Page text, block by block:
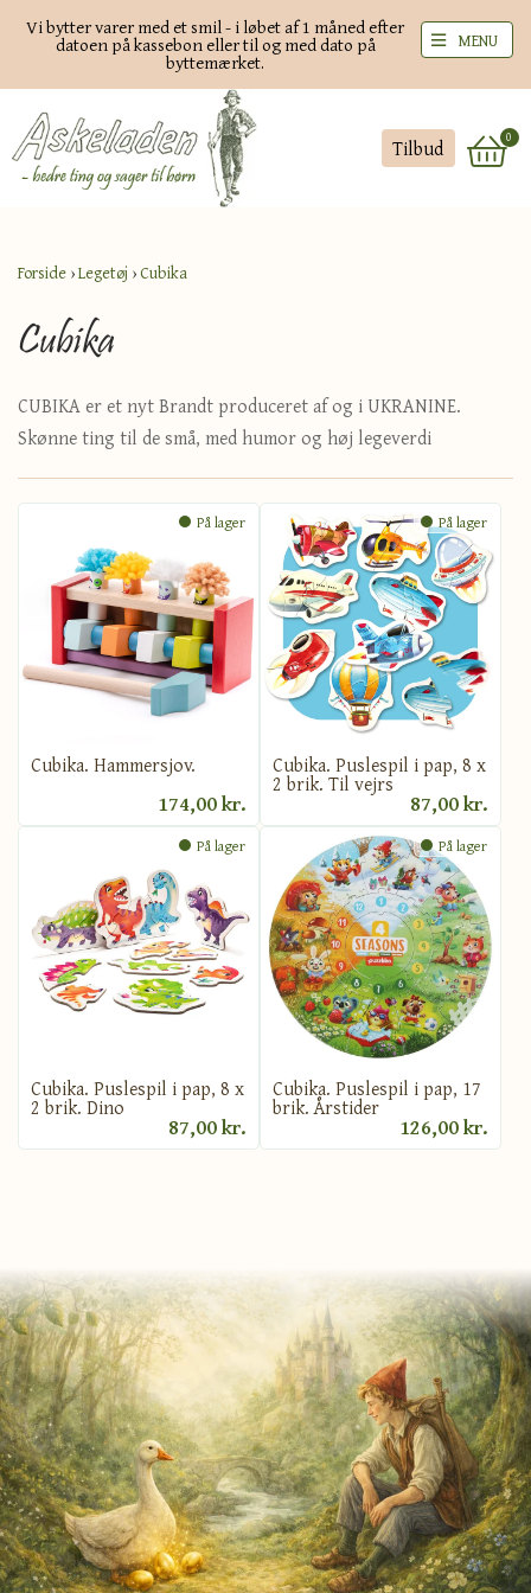
Vi bytter varer med et smil - i løbet af 1 måned efter
datoen på kassebon eller til og med dato på
byttemærket.
Tilbud 0
MENU
Forside ›Legetøj › Cubika
Cubika
CUBIKA er et nyt Brandt produceret af og i UKRANINE.
Skønne ting til de små, med humor og høj legeverdi
På lager
Cubika. Hammersjov.
174,00 kr.
På lager
Cubika. Puslespil i pap, 8 x
2 brik. Til vejrs
87,00 kr.
På lager
Cubika. Puslespil i pap, 8 x
2 brik. Dino
87,00 kr.
På lager
Cubika. Puslespil i pap, 17
brik. Årstider
126,00 kr.